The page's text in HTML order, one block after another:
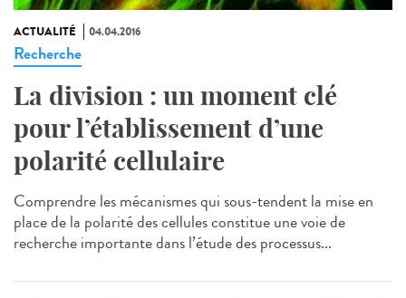
ACTUALITÉ 04.04.2016
Recherche
La division : un moment clé
pour l’établissement d’une
polarité cellulaire
Comprendre les mécanismes qui sous-tendent la mise en
place de la polarité des cellules constitue une voie de
recherche importante dans l’étude des processus...